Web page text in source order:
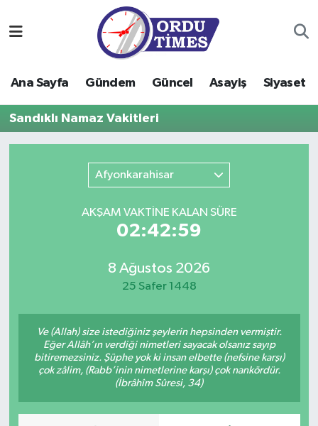
Ana Sayfa Gündem Güncel Asayiş Siyaset
Sandıklı Namaz Vakitleri
Afyonkarahisar
AKŞAM VAKTİNE KALAN SÜRE
02:42:59
8 Ağustos 2026
25 Safer 1448
Ve (Allah) size istediğiniz şeylerin hepsinden vermiştir.
Eğer Allâh’ın verdiği nimetleri sayacak olsanız sayıp
bitiremezsiniz. Şüphe yok ki insan elbette (nefsine karşı)
çok zâlim, (Rabb’inin nimetlerine karşı) çok nankördür.
(İbrâhîm Sûresi, 34)
Gündem
Güncel
Kültür-Sanat
Turizm
Yaşam
Ordu Nöbetçi Eczaneler
Ordu Hava Durumu
Ordu Namaz Vakitleri
Ordu Trafik Yoğunluk Haritası
Tüm Manşetler
Son Dakika Haberleri